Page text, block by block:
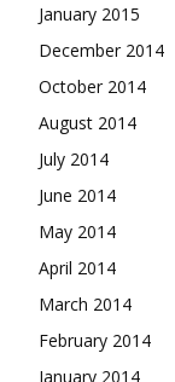
January 2015
December 2014
October 2014
August 2014
July 2014
June 2014
May 2014
April 2014
March 2014
February 2014
January 2014